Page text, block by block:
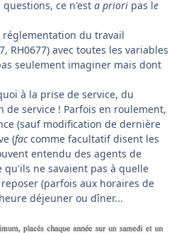
ce n'est a priori pas le
réglementation du travail
RH0677) avec toutes les variables
seulement imaginer mais dont
à la prise de service, du
de service ! Parfois en roulement,
(sauf modification de dernière
(faccomme facultatif disent les
entendu des agents de
ne savaient pas à quelle
(parfois aux horaires de
déjeuner ou dîner...